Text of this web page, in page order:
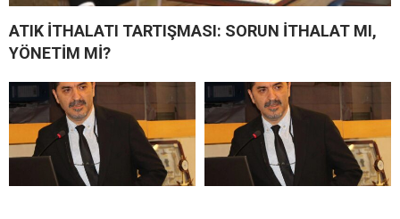
ATIK İTHALATI TARTIŞMASI: SORUN İTHALAT MI,
YÖNETİM Mİ?